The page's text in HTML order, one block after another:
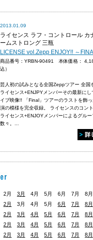
2013.01.09
ライセンス ラフ・コントロール カ
ームストロング 三瓶
LICENSE vol.Zepp ENJOY!! ～
商品番号：YRBN-90491 本体価格：
込）
芸人初の試みとなる全国Zeppツアー 全国
ライセンス+ENJPYメンバーその最新にし
イブ映像!! 「Final」ツアーのラストを飾
演の模様を完全収録。 ライセンスのコント
ライセンス+ENJOYメンバーによるグル
数々。...
2月 3月
4月 5月 6月 7月 8
2月 3月 4月 5月 6月 7月 8月
2月 3月 4月 5月 6月 7月 8月
2月 3月 4月 5月 6月 7月 8月
2月 3月 4月 5月 6月 7月 8月